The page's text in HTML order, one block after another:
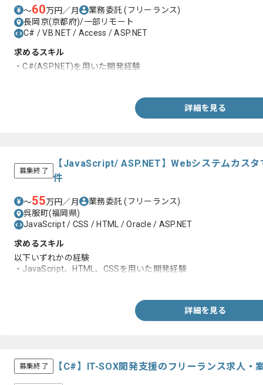
〜60万円／月 業務委託(フリーランス)
長岡京(京都府)/一部リモート
C# / VB.NET / Access / ASP.NET
求めるスキル
・C#(ASP.NET)を用いた開発経験
詳細を見る
募集終了
【JavaScript/ ASP.NET】Webシステムカスタ
件
〜55万円／月 業務委託(フリーランス)
呉服町(福岡県)
JavaScript / CSS / HTML / Oracle / ASP.NET
求めるスキル
以下いずれかの経験
・JavaScript、HTML、CSSを用いた開発経験
詳細を見る
募集終了 【C#】IT-SOX開発支援のフリーランス求人・